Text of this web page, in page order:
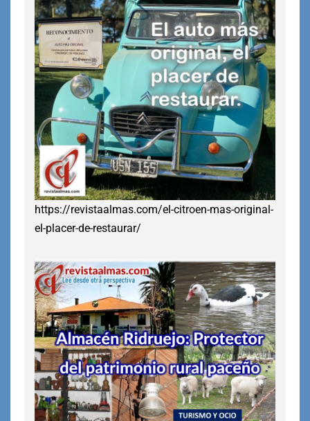
https://revistaalmas.com/el-citroen-mas-original-
el-placer-de-restaurar/